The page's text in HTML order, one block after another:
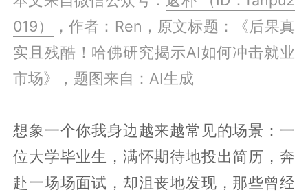
019）
，作者：Ren，原文标题：《后果真
实且残酷！哈佛研究揭示AI如何冲击就业
市场》，题图来自：AI生成
想象一个你我身边越来越常见的场景：一
位大学毕业生，满怀期待地投出简历，奔
赴一场场面试，却沮丧地发现，那些曾经